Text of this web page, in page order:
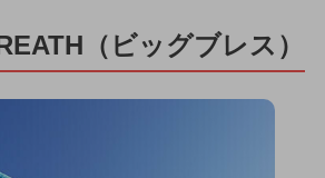
（ビッグブレス）